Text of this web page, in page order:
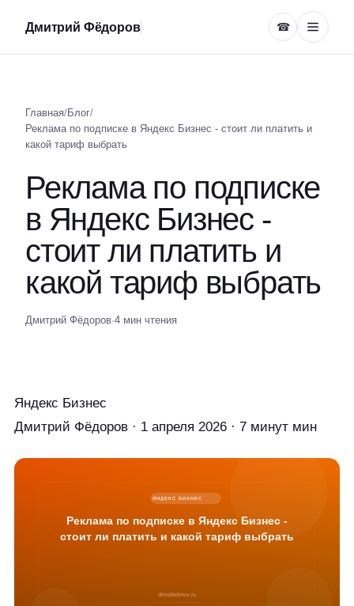
Дмитрий Фёдоров ☎
Главная/Блог/
Реклама по подписке в Яндекс Бизнес - стоит ли платить и
какой тариф выбрать
Реклама по подписке
в Яндекс Бизнес -
стоит ли платить и
какой тариф выбрать
Дмитрий Фёдоров·4 мин чтения
Яндекс Бизнес
Дмитрий Фёдоров · 1 апреля 2026 · 7 минут мин